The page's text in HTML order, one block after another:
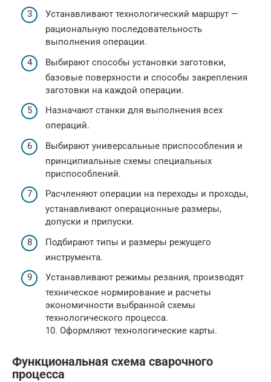
Устанавливают технологический маршрут —
рациональную последовательность
выполнения операции.
Выбирают способы установки заготовки,
базовые поверхности и способы закрепления
заготовки на каждой операции.
Назначают станки для выполнения всех
операций.
Выбирают универсальные приспособления и
принципиальные схемы специальных
приспособлений.
Расчленяют операции на переходы и проходы,
устанавливают операционные размеры,
допуски и припуски.
Подбирают типы и размеры режущего
инструмента.
Устанавливают режимы резания, производят
техническое нормирование и расчеты
экономичности выбранной схемы
технологического процесса.
10. Оформляют технологические карты.
Функциональная схема сварочного
процесса